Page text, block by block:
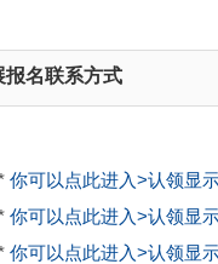
报名联系方式
你可以点此进入>认领显
你可以点此进入>认领显
你可以点此进入>认领显